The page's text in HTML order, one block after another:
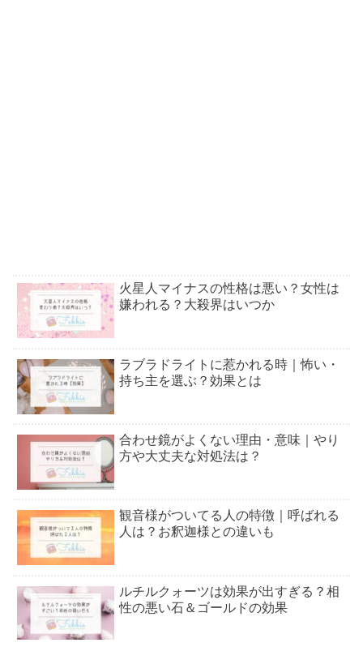
火星人マイナスの性格は悪い？女性は
嫌われる？大殺界はいつか
ラブラドライトに惹かれる時｜怖い・
持ち主を選ぶ？効果とは
合わせ鏡がよくない理由・意味｜やり
方や大丈夫な対処法は？
観音様がついてる人の特徴｜呼ばれる
人は？お釈迦様との違いも
ルチルクォーツは効果が出すぎる？相
性の悪い石＆ゴールドの効果